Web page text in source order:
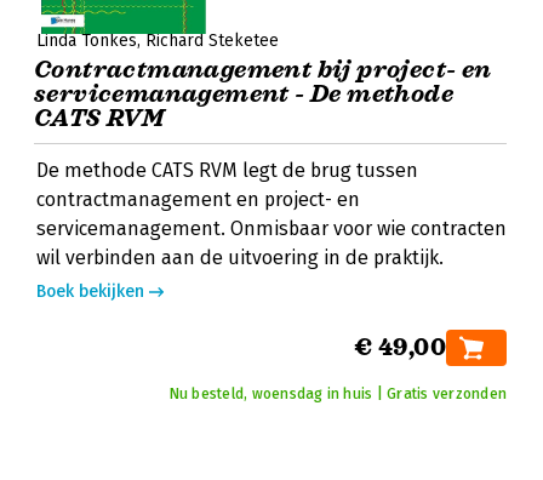
Linda Tonkes Richard Steketee
Contractmanagement bij project- en
servicemanagement - De methode
CATS RVM
De methode CATS RVM legt de brug tussen
contractmanagement en project- en
servicemanagement. Onmisbaar voor wie contracten
wil verbinden aan de uitvoering in de praktijk.
Boek bekijken
€ 49,00
Nu besteld, woensdag in huis | Gratis verzonden